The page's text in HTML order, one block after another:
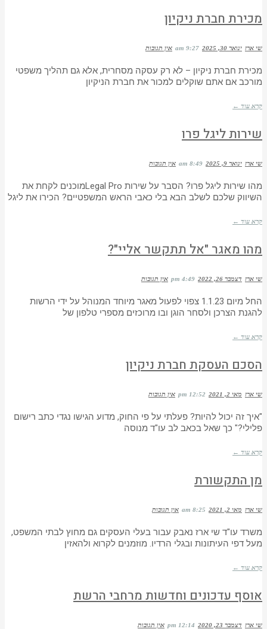
מכירת חברת ניקיון
שי ארז ינואר 30, 2025 9:27 am אין תגובות
מכירת חברת ניקיון – לא רק עסקה מסחרית, אלא גם תהליך משפטי
מורכב אם אתם שוקלים למכור את חברת הניקיון
קרא עוד ←
שירות ליגל פרו
שי ארז ינואר 9, 2025 8:49 am אין תגובות
מהו שירות ליגל פרו? הסבר על שירות Legal Proמוכנים לקחת את
השיווק שלכם לשלב הבא בלי כאבי הראש המשפטיים? הכירו את ליגל
קרא עוד ←
מהו מאגר "אל תתקשר אליי"?
שי ארז דצמבר 26, 2022 4:49 pm אין תגובות
החל מיום 1.1.23 צפוי לפעול מאגר מיוחד המנוהל על ידי הרשות
להגנת הצרכן ולסחר הוגן ובו מרוכזים מספרי טלפון של
קרא עוד ←
הסכם העסקת חברת ניקיון
שי ארז מאי 2, 2021 12:52 pm אין תגובות
"איך זה יכול להיות? פעלתי על פי החוק, מדוע הגישו נגדי כתב רישום
פלילי?" כך שאל בכאב לב עו"ד מנוסה
קרא עוד ←
מן התקשורת
שי ארז מאי 2, 2021 8:25 am אין תגובות
משרד עו"ד שי ארז נאבק עבור בעלי העסקים גם מחוץ לבתי המשפט,
מעל דפי העיתונות ובגלי הרדיו. מוזמנים לקרוא ולהאזין
קרא עוד ←
אוסף עדכונים וחדשות מרחבי הרשת
שי ארז דצמבר 23, 2020 12:14 pm אין תגובות